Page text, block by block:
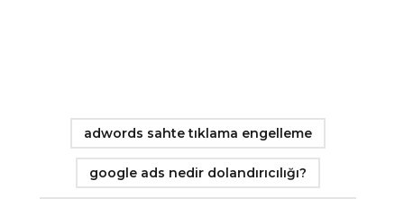
adwords sahte tıklama engelleme
google ads nedir dolandırıcılığı?